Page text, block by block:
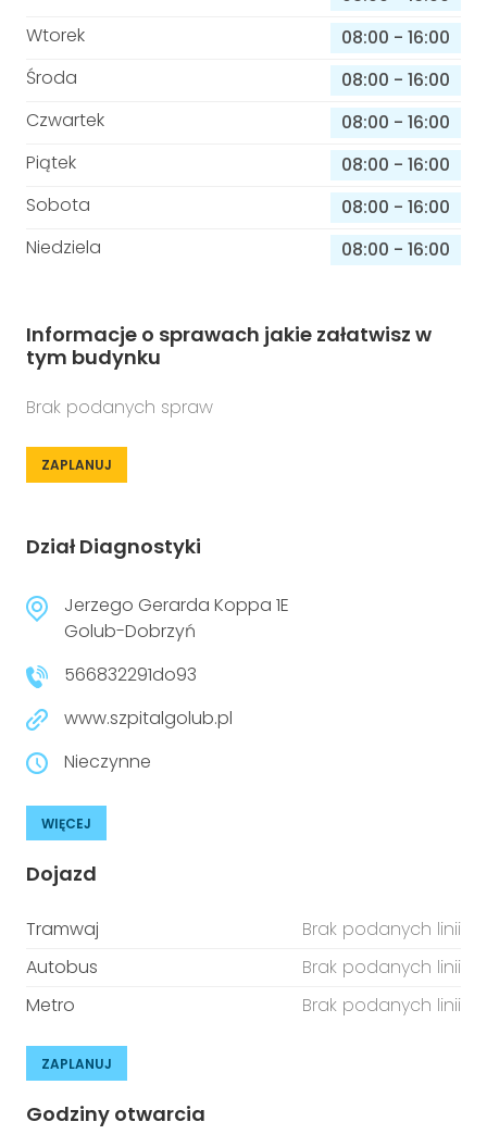
Wtorek
08:00 - 16:00
Środa
08:00 - 16:00
Czwartek
08:00 - 16:00
Piątek
08:00 - 16:00
Sobota
08:00 - 16:00
Niedziela
08:00 - 16:00
Informacje o sprawach jakie załatwisz w
tym budynku
Brak podanych spraw
ZAPLANUJ
Dział Diagnostyki
Jerzego Gerarda Koppa 1E
Golub-Dobrzyń
566832291do93
www.szpitalgolub.pl
Nieczynne
WIĘCEJ
Dojazd
Tramwaj
Brak podanych linii
Autobus
Brak podanych linii
Metro
Brak podanych linii
ZAPLANUJ
Godziny otwarcia